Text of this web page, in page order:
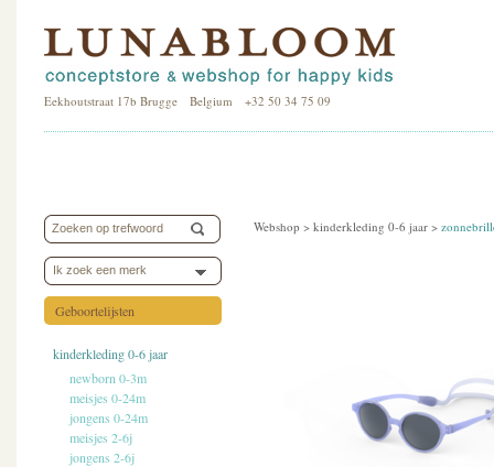
Eekhoutstraat 17b Brugge Belgium +32 50 34 75 09
Ik zoek een merk
Geboortelijsten
kinderkleding 0-6 jaar
newborn 0-3m
meisjes 0-24m
jongens 0-24m
meisjes 2-6j
jongens 2-6j
Webshop > kinderkleding 0-6 jaar >